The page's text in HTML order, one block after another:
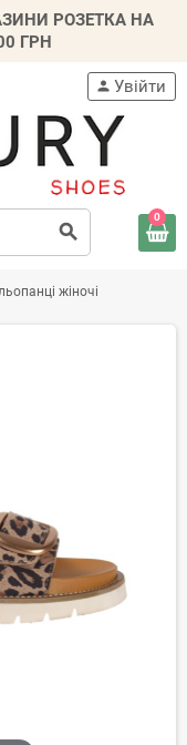
РОЗЕТКА НА
ГРН
search
person Увійти
0
жіночі